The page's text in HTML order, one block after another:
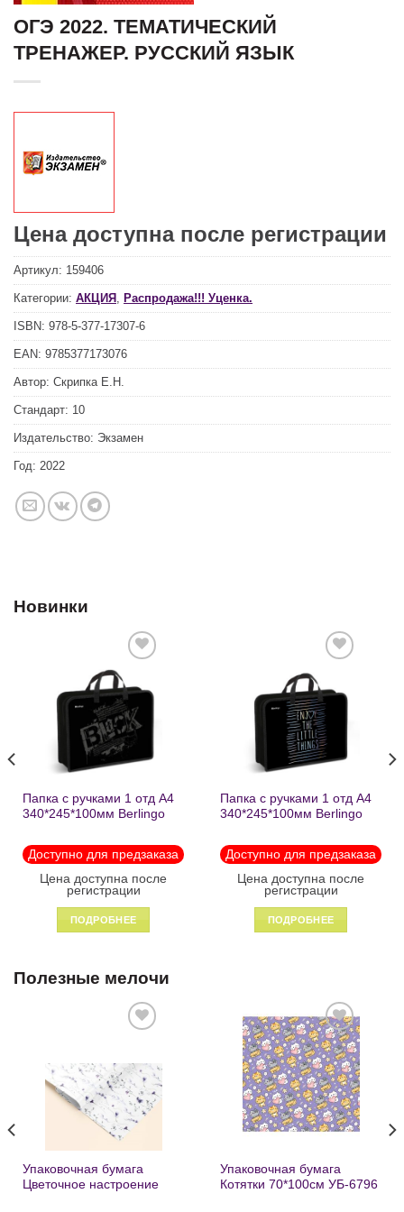
ОГЭ 2022. ТЕМАТИЧЕСКИЙ
ТРЕНАЖЕР. РУССКИЙ ЯЗЫК
Цена доступна после регистрации
Артикул: 159406
Категории: АКЦИЯ , Распродажа!!! Уценка.
ISBN: 978-5-377-17307-6
EAN: 9785377173076
Автор: Скрипка Е.Н.
Стандарт: 10
Издательство: Экзамен
Год: 2022
Новинки
Добавить
в список
желаний
Папка с ручками 1 отд А4
340*245*100мм Berlingo
молнии1246
Доступно для предзаказа
Цена доступна после
регистрации
ПОДРОБНЕЕ
Добавить
в список
желаний
Папка с ручками 1 отд А4
340*245*100мм Berlingo
пластик на молнии 1215
Доступно для предзаказа
Цена доступна после
регистрации
ПОДРОБНЕЕ
Полезные мелочи
желаний
Упаковочная бумага
Цветочное настроение
Добавить
в список
желаний
Упаковочная бумага
Котятки 70*100см УБ-6796